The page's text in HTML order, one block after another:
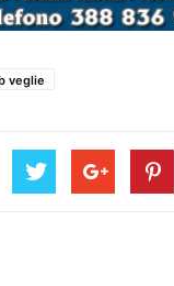
veglie